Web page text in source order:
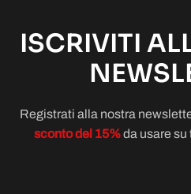
ISCRIVITI
Registrati alla nostra
sconto del 15%da usare su